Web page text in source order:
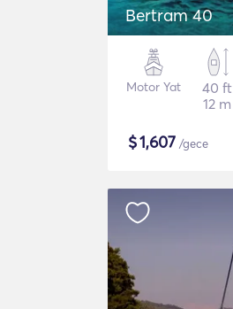
Bertram 40
Motor Yat
40 ft
12 m
$1,607 /gece